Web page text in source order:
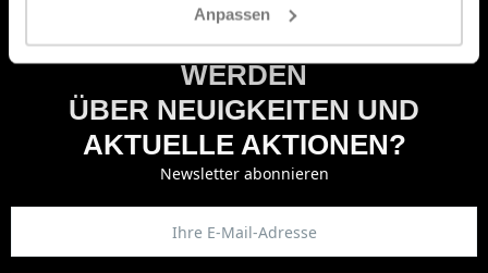
Anpassen
WOLLEN SIE AKTUALISIERT
WERDEN
ÜBER NEUIGKEITEN UND
AKTUELLE AKTIONEN?
Newsletter abonnieren